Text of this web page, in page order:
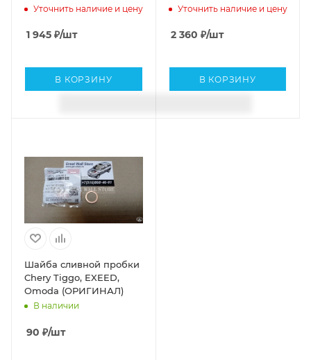
Pro Max, 8, 8 Pro, 8 Pro
Exeed LX, RX, VX, Jaecoo
поколение (ОРИГИНАЛ)
Уточнить наличие и цену
1 945 ₽/шт
В КОРЗИНУ
Pro, 7 , 7 Pro, 8, 8 Pro,
J7, Kaiyi E5, OMODA C5
Уточнить наличие и цену
2 360 ₽/шт
В КОРЗИНУ
Шайба сливной пробки
Chery Tiggo, EXEED,
Omoda (ОРИГИНАЛ)
В наличии
90 ₽/шт